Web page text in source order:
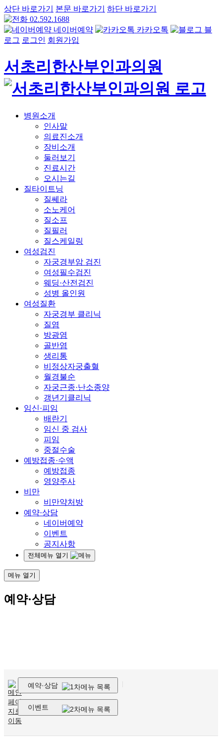
상단 바로가기 본문 바로가기
하단 바로가기
02.592.1688
네이버예약
카카오톡
블
로그 로그인 회원가입
서초리한산부인과의원
병원소개
인사말
의료진소개
장비소개
둘러보기
진료시간
오시는길
질타이트닝
질쎄라
소노케어
질소프
질필러
질스케일링
여성검진
자궁경부암 검진
여성필수검진
웨딩·산전검진
성병 올인원
여성질환
자궁경부 클리닉
질염
방광염
골반염
생리통
비정상자궁출혈
월경불순
자궁근종·난소종양
갱년기클리닉
임신·피임
배란기
임신 중 검사
피임
중절수술
예방접종·수액
예방접종
영양주사
비만
비만약처방
예약·상담
네이버예약
이벤트
공지사항
전체메뉴 열기
메뉴 열기
예약·상담
예약·상담
이벤트